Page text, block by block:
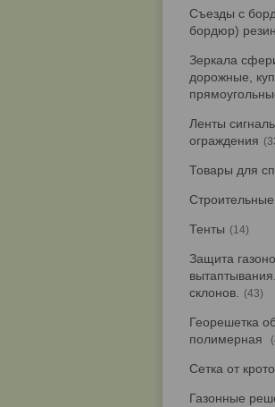
Съезды с
бордюр)
Зеркала
дорожные,
Ленты
ограждения
Товары для
Строительные
Тенты 14
Защита
склонов.
43
Георешетка
полимерная
Сетка от
Газонные